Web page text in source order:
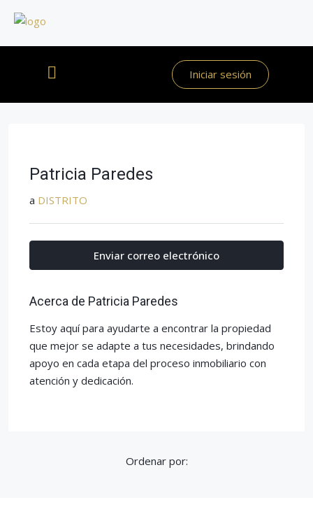
Iniciar sesión
Patricia Paredes
a DISTRITO
Enviar correo electrónico
Acerca de Patricia Paredes
Estoy aquí para ayudarte a encontrar la propiedad
que mejor se adapte a tus necesidades, brindando
apoyo en cada etapa del proceso inmobiliario con
atención y dedicación.
Ordenar por: